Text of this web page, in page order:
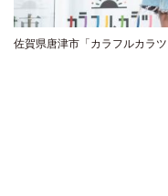
佐賀県唐津市「カラフルカラ